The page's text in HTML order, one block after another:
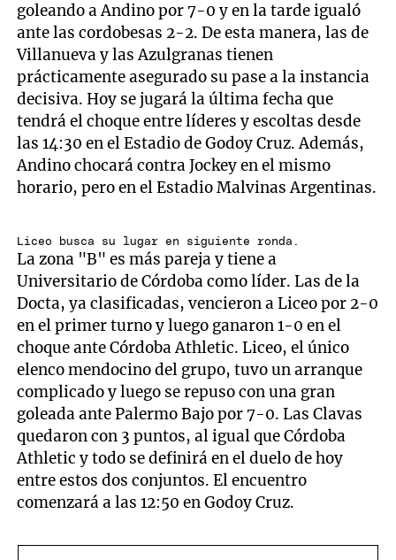
goleando a Andino por 7-0 y en la tarde igualó
ante las cordobesas 2-2. De esta manera, las de
Villanueva y las Azulgranas tienen
prácticamente asegurado su pase a la instancia
decisiva. Hoy se jugará la última fecha que
tendrá el choque entre líderes y escoltas desde
las 14:30 en el Estadio de Godoy Cruz. Además,
Andino chocará contra Jockey en el mismo
horario, pero en el Estadio Malvinas Argentinas.
Liceo busca su lugar en siguiente ronda.
La zona "B" es más pareja y tiene a
Universitario de Córdoba como líder. Las de la
Docta, ya clasificadas, vencieron a Liceo por 2-0
en el primer turno y luego ganaron 1-0 en el
choque ante Córdoba Athletic. Liceo, el único
elenco mendocino del grupo, tuvo un arranque
complicado y luego se repuso con una gran
goleada ante Palermo Bajo por 7-0. Las Clavas
quedaron con 3 puntos, al igual que Córdoba
Athletic y todo se definirá en el duelo de hoy
entre estos dos conjuntos. El encuentro
comenzará a las 12:50 en Godoy Cruz.